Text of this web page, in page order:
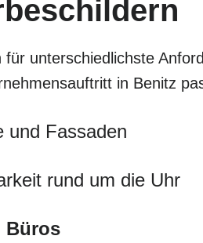
unterschiedlichste
in Benitz
und Fassaden
rund um die Uhr
Büros